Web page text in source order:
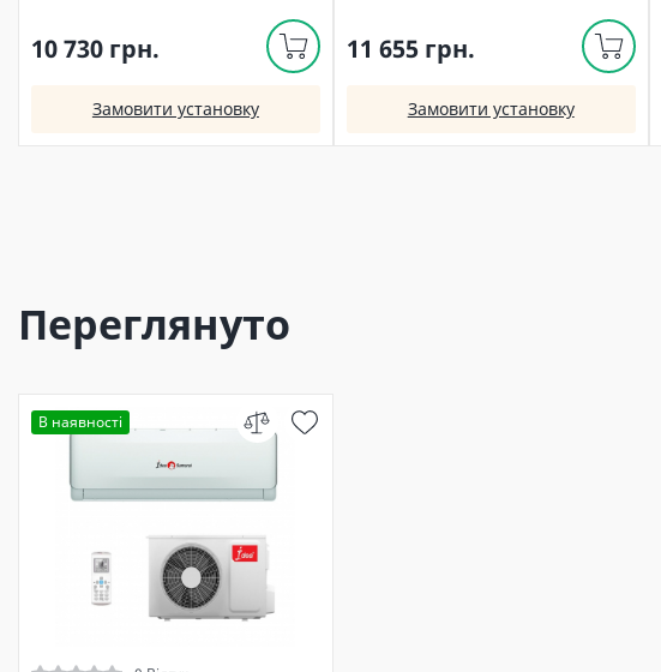
10 730 грн.
Замовити установку
11 655 грн.
Замовити установку
Переглянуто
В наявності